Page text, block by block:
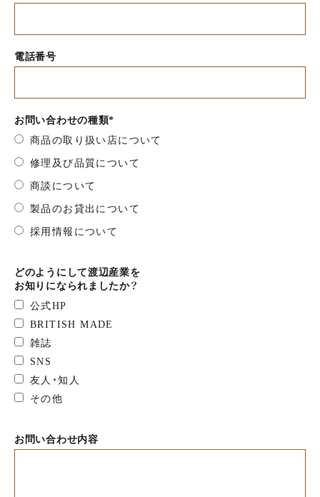
電話番号
お問い合わせの種類*
商品の取り扱い店について
修理及び品質について
商談について
製品のお貸出について
採用情報について
どのようにして渡辺産業を
お知りになられましたか？
公式HP
BRITISH MADE
雑誌
SNS
友人・知人
その他
お問い合わせ内容